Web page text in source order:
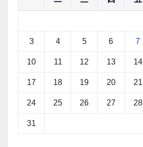
3 4 5 6 7
10 11 12 13 14
17 18 19 20 21
24 25 26 27 28
31